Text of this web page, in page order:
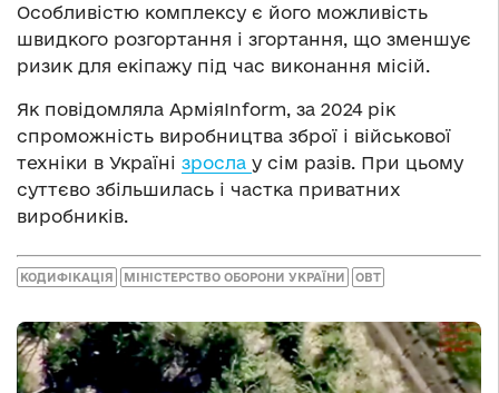
Особливістю комплексу є його можливість
швидкого розгортання і згортання, що зменшує
ризик для екіпажу під час виконання місій.
Як повідомляла АрміяInform, за 2024 рік
спроможність виробництва зброї і військової
техніки в Україні зросла у сім разів. При цьому
суттєво збільшилась і частка приватних
виробників.
КОДИФІКАЦІЯ МІНІСТЕРСТВО ОБОРОНИ УКРАЇНИ ОВТ